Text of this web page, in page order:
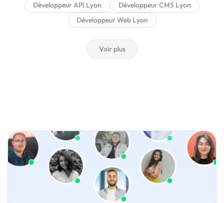
Développeur API Lyon
Développeur CMS Lyon
Développeur Web Lyon
Voir plus